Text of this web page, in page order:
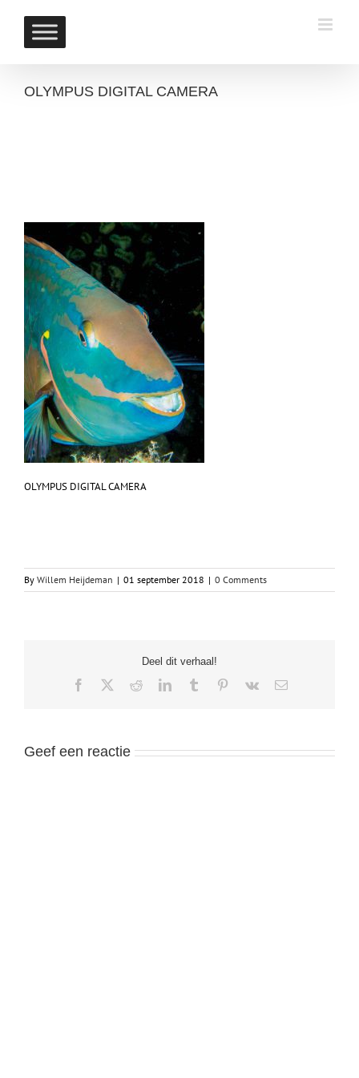
content
OLYMPUS DIGITAL CAMERA
OLYMPUS DIGITAL CAMERA
By Willem Heijdeman | 01 september 2018 | 0 Comments
Deel dit verhaal!
Facebook RedditLinkedInTumblr Pinterest
Vk Email
Geef een reactie